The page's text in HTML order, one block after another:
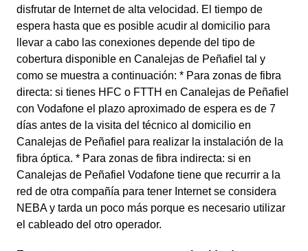
disfrutar de Internet de alta velocidad. El tiempo de
espera hasta que es posible acudir al domicilio para
llevar a cabo las conexiones depende del tipo de
cobertura disponible en Canalejas de Peñafiel tal y
como se muestra a continuación: * Para zonas de fibra
directa: si tienes HFC o FTTH en Canalejas de Peñafiel
con Vodafone el plazo aproximado de espera es de 7
días antes de la visita del técnico al domicilio en
Canalejas de Peñafiel para realizar la instalación de la
fibra óptica. * Para zonas de fibra indirecta: si en
Canalejas de Peñafiel Vodafone tiene que recurrir a la
red de otra compañía para tener Internet se considera
NEBA y tarda un poco más porque es necesario utilizar
el cableado del otro operador.